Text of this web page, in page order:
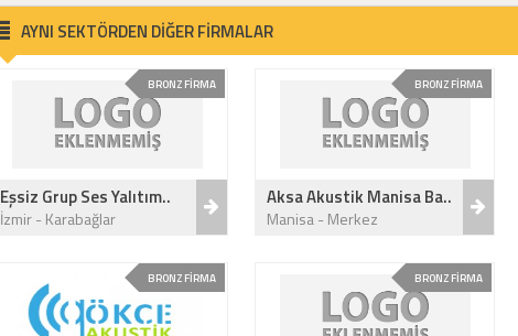
AYNI SEKTÖRDEN DİĞER FİRMALAR
BRONZ FİRMA
Eşsiz Grup Ses Yalıtım..
İzmir - Karabağlar
BRONZ FİRMA
Aksa Akustik Manisa Ba..
Manisa - Merkez
BRONZ FİRMA BRONZ FİRMA